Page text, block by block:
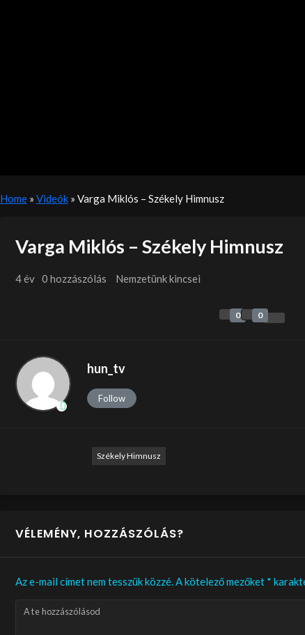
Home» Videók» Varga Miklós – Székely Himnusz
Varga Miklós – Székely Himnusz
4 év 0 hozzászólás Nemzetünk kincsei
0 0
hun_tv
Follow
Székely Himnusz
VÉLEMÉNY, HOZZÁSZÓLÁS?
Az e-mail címet nem tesszük közzé. A kötelező mezőket *
A te hozzászólásod